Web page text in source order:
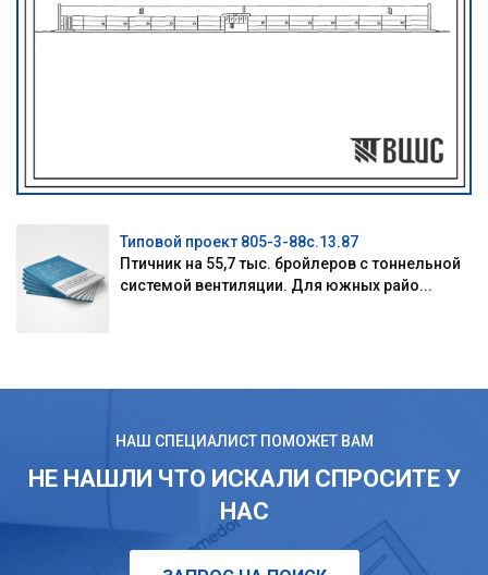
Типовой проект 805-3-88с.13.87
Птичник на 55,7 тыс. бройлеров с тоннельной
системой вентиляции. Для южных райо...
НАШ СПЕЦИАЛИСТ ПОМОЖЕТ ВАМ
НЕ НАШЛИ ЧТО ИСКАЛИ СПРОСИТЕ У
НАС